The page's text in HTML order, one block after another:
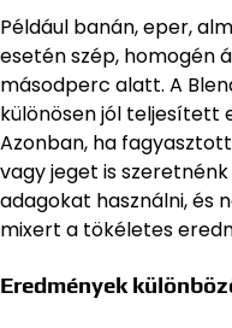
Például banán, eper,
esetén szép, homogén
másodperc alatt. A
különösen jól teljesített
Azonban, ha
vagy jeget is
adagokat használni, és
mixert a tökéletes
Eredmények